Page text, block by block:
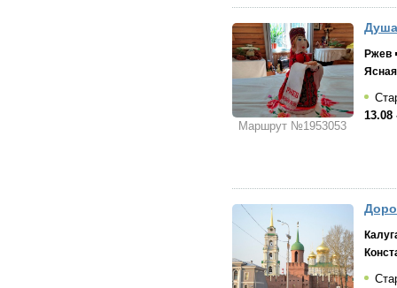
Маршрут №1953053
Ржев
13.08